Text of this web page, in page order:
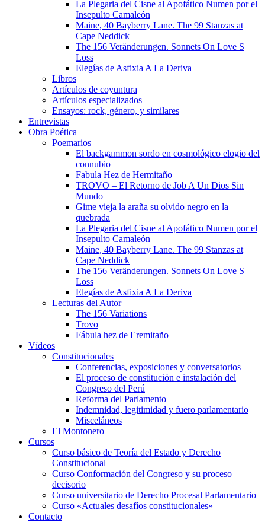
La Plegaria del Cisne al Apofático Numen por el
Insepulto Camaleón
Maine, 40 Bayberry Lane. The 99 Stanzas at
Cape Neddick
The 156 Veränderungen. Sonnets On Love S
Loss
Elegías de Asfixia A La Deriva
Libros
Artículos de coyuntura
Artículos especializados
Ensayos: rock, género, y similares
Entrevistas
Obra Poética
Poemarios
El backgammon sordo en cosmológico elogio del
connubio
Fabula Hez de Hermitaño
TROVO – El Retorno de Job A Un Dios Sin
Mundo
Gime vieja la araña su olvido negro en la
quebrada
La Plegaria del Cisne al Apofático Numen por el
Insepulto Camaleón
Maine, 40 Bayberry Lane. The 99 Stanzas at
Cape Neddick
The 156 Veränderungen. Sonnets On Love S
Loss
Elegías de Asfixia A La Deriva
Lecturas del Autor
The 156 Variations
Trovo
Fábula hez de Eremitaño
Vídeos
Constitucionales
Conferencias, exposiciones y conversatorios
El proceso de constitución e instalación del
Congreso del Perú
Reforma del Parlamento
Indemnidad, legitimidad y fuero parlamentario
Misceláneos
El Montonero
Cursos
Curso básico de Teoría del Estado y Derecho
Constitucional
Curso Conformación del Congreso y su proceso
decisorio
Curso universitario de Derecho Procesal Parlamentario
Curso «Actuales desafíos constitucionales»
Contacto